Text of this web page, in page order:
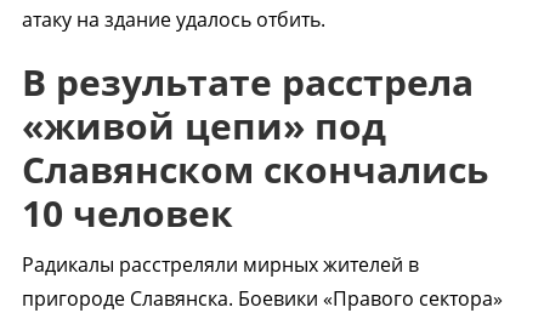
атаку на здание удалось отбить.
В результате расстрела
«живой цепи» под
Славянском скончались
10 человек
Радикалы расстреляли мирных жителей в
пригороде Славянска. Боевики «Правого сектора»